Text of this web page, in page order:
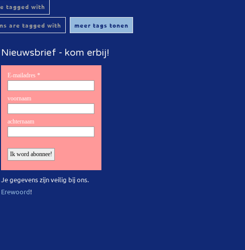
tagged with
are tagged with meer tags tonen
Nieuwsbrief - kom erbij!
Je gegevens zijn veilig bij ons.
Erewoord!